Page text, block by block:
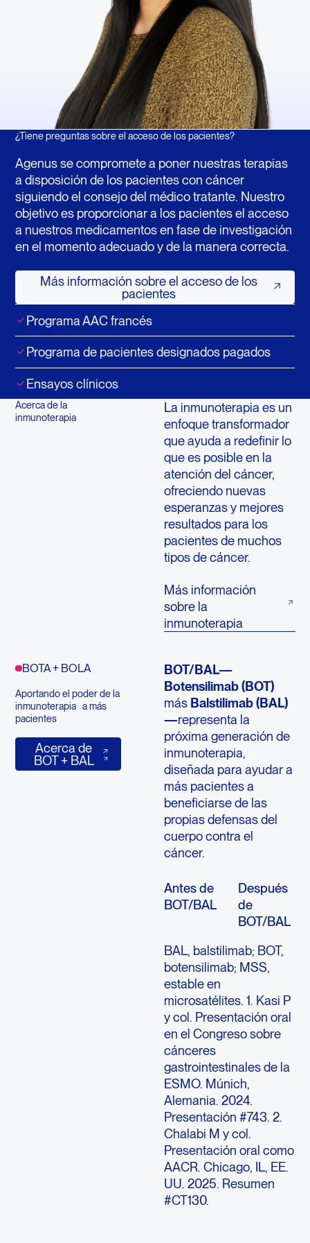
Programa AAC francés
Programa de pacientes designados pagados
Ensayos clínicos
¿Tiene preguntas sobre el acceso de los pacientes?
Agenus se compromete a poner nuestras terapias
a disposición de los pacientes con cáncer
siguiendo el consejo del médico tratante. Nuestro
objetivo es proporcionar a los pacientes el acceso
a nuestros medicamentos en fase de investigación
en el momento adecuado y de la manera correcta.
Más información sobre el acceso de los
pacientes
Más información sobre el acceso
Acerca de la
inmunoterapia
La inmunoterapia es un
enfoque transformador
que ayuda a redefinir lo
que es posible en la
atención del cáncer,
ofreciendo nuevas
esperanzas y mejores
resultados para los
pacientes de muchos
tipos de cáncer.
Más información
sobre la
inmunoterapia
BOTA + BOLA
Aportando el poder de la
inmunoterapia a más
pacientes
Acerca de
BOT + BAL
Acerca de BOT + BAL
BOT/BAL—
Botensilimab (BOT)
más Balstilimab (BAL)
—representa la
próxima generación de
inmunoterapia,
diseñada para ayudar a
más pacientes a
beneficiarse de las
propias defensas del
cuerpo contra el
cáncer.
Antes de
BOT/BAL
Después
de
BOT/BAL
BAL, balstilimab; BOT,
botensilimab; MSS,
estable en
microsatélites. 1. Kasi P
y col. Presentación oral
en el Congreso sobre
cánceres
gastrointestinales de la
ESMO. Múnich,
Alemania. 2024.
Presentación #743. 2.
Chalabi M y col.
Presentación oral como
AACR. Chicago, IL, EE.
UU. 2025. Resumen
#CT130.